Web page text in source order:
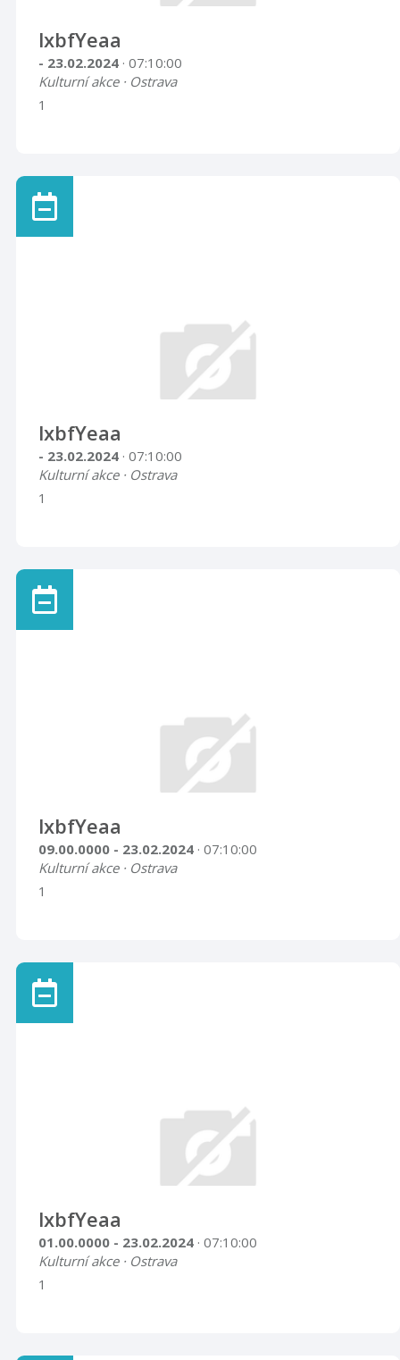
lxbfYeaa
- 23.02.2024 · 07:10:00
Kulturní akce · Ostrava
1
lxbfYeaa
- 23.02.2024 · 07:10:00
Kulturní akce · Ostrava
1
lxbfYeaa
09.00.0000 - 23.02.2024 · 07:10:00
Kulturní akce · Ostrava
1
lxbfYeaa
01.00.0000 - 23.02.2024 · 07:10:00
Kulturní akce · Ostrava
1